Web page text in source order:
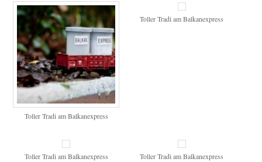
Toller Tradi am Balkanexpress
Toller Tradi am Balkanexpress
Toller Tradi am Balkanexpress Toller Tradi am Balkanexpress